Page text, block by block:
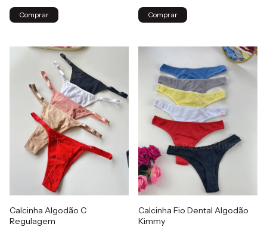
Comprar Comprar
Calcinha Algodão C
Regulagem
Calcinha Fio Dental Algodão
Kimmy